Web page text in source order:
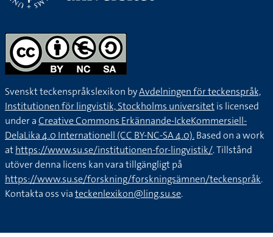
Svenskt teckenspråkslexikon byAvdelningen för teckenspråk,
Institutionen för lingvistik, Stockholms universitetis licensed
under aCreative Commons Erkännande-IckeKommersiell-
DelaLika 4.0 Internationell (CC BY-NC-SA 4.0).Based on a work
athttps://www.su.se/institutionen-for-lingvistik/. Tillstånd
utöver denna licens kan vara tillgängligt på
https://www.su.se/forskning/forskningsämnen/teckenspråk.
Kontakta oss viateckenlexikon@ling.su.se.